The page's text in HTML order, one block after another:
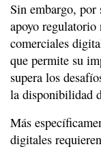
Sin embargo,
apoyo regulatorio
comerciales
que permite su
supera los
la disponibilidad
Más
digitales